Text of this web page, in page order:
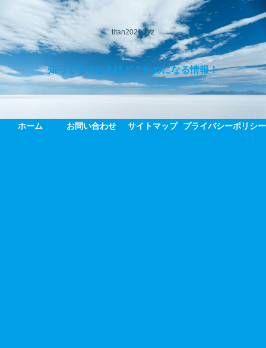
titan2021.xyz
知ってる？なるほど？ためになる情報！
ホーム お問い合わせ サイトマップ プライバシーポリシー